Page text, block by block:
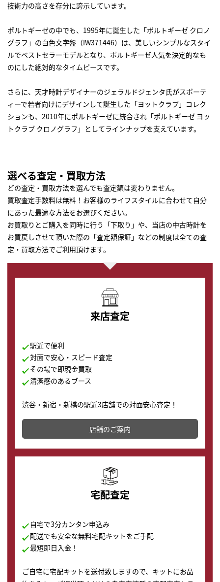
技術力の高さを存分に誇示しています。
ポルトギーゼの中でも、1995年に誕生した「ポルトギーゼ クロノ
グラフ」の白色文字盤（IW371446）は、美しいシンプルなスタイ
ルでベストセラーモデルとなり、ポルトギーゼ人気を決定的なも
のにした絶対的なタイムピースです。
さらに、天才時計デザイナーのジェラルドジェンタ氏がスポーテ
ィーで若者向けにデザインして誕生した「ヨットクラブ」コレク
ションも、2010年にポルトギーゼに統合され「ポルトギーゼ ヨッ
トクラブ クロノグラフ」としてラインナップを支えています。
選べる査定・買取方法
どの査定・買取方法を選んでも査定額は変わりません。
買取査定手数料は無料！お客様のライフスタイルに合わせて自分
にあった最適な方法をお選びください。
お買取りとご購入を同時に行う「下取り」や、当店の中古時計を
お買戻しさせて頂いた際の「査定額保証」などの制度は全ての査
定・買取方法でご利用頂けます。
来店査定
駅近で便利
対面で安心・スピード査定
その場で即現金買取
清潔感のあるブース
渋谷・新宿・新橋の駅近3店舗での対面安心査定！
その場で現金買取致します。渋谷本店では、時計販売の
店舗を併設しており、下取りに出してお得に新しい時計
の購入もできます♪
店舗のご案内
宅配査定
自宅で3分カンタン申込み
配送でも安全な無料宅配キットをご手配
最短即日入金！
ご自宅に宅配キットを送付致しますので、キットにお品